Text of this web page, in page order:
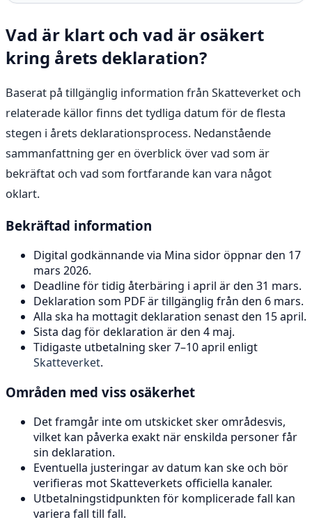
Vad är klart och vad är osäkert
kring årets deklaration?
Baserat på tillgänglig information från Skatteverket och
relaterade källor finns det tydliga datum för de flesta
stegen i årets deklarationsprocess. Nedanstående
sammanfattning ger en överblick över vad som är
bekräftat och vad som fortfarande kan vara något
oklart.
Bekräftad information
Digital godkännande via Mina sidor öppnar den 17
mars 2026.
Deadline för tidig återbäring i april är den 31 mars.
Deklaration som PDF är tillgänglig från den 6 mars.
Alla ska ha mottagit deklaration senast den 15 april.
Sista dag för deklaration är den 4 maj.
Tidigaste utbetalning sker 7–10 april enligt
Skatteverket.
Områden med viss osäkerhet
Det framgår inte om utskicket sker områdesvis,
vilket kan påverka exakt när enskilda personer får
sin deklaration.
Eventuella justeringar av datum kan ske och bör
verifieras mot Skatteverkets officiella kanaler.
Utbetalningstidpunkten för komplicerade fall kan
variera fall till fall.